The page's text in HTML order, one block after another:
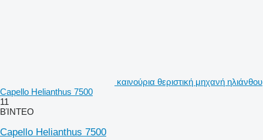
καινούρια θεριστική μηχανή ηλιάνθου
Capello Helianthus 7500
11
ΒΊΝΤΕΟ
Capello Helianthus 7500